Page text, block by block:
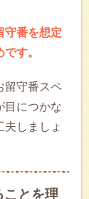
守番を想定
す。
留守番スペ
目につかな
しましょ
ことを理